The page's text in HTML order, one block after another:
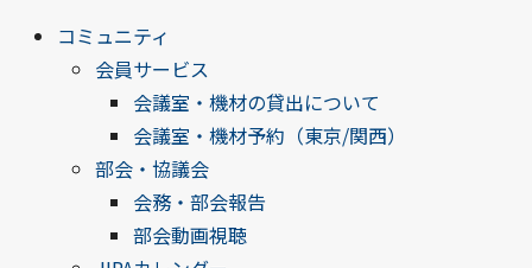
コミュニティ
会員サービス
会議室・機材の貸出について
会議室・機材予約（東京/関西）
部会・協議会
会務・部会報告
部会動画視聴